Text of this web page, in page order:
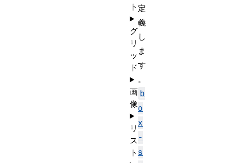
定
義
し
ま
す
。
b
o
x
-
s
ト
グ
リ
ッ
ド
画
像
リ
ス
ト